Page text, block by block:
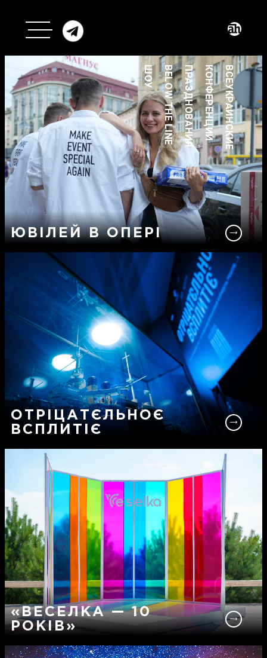
ЮВІЛЕЙ В ОПЕРІ
ОТРІЦАТЄЛЬНОЄ
ВСПЛИТІЄ
«ВЕСЕЛКА — 10
РОКІВ»
ВСЕУКРАИНСКИЕ
КОНФЕРЕНЦИИ
ПРАЗДНОВАНИЯ
BELOW THE LINE
ШОУ